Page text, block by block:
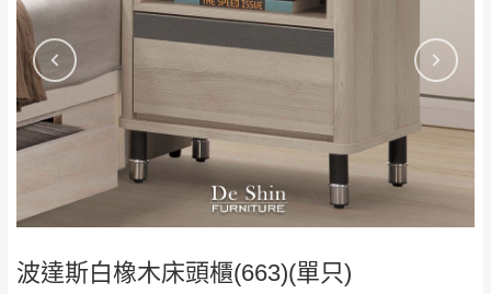
波達斯白橡木床頭櫃(663)(單只)